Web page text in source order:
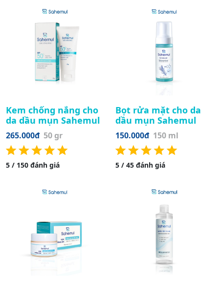
Kem chống nắng cho
da dầu mụn Sahemul
265.000đ 50 gr
5 / 150 đánh giá
Bọt rửa mặt cho da
dầu mụn Sahemul
150.000đ 150 ml
5 / 45 đánh giá